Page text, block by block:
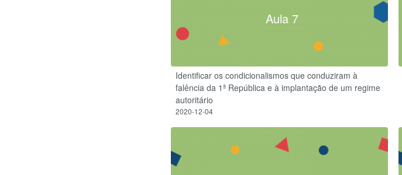
Aula 7
Identificar os condicionalismos que conduziram à
falência da 1ª República e à implantação de um regime
autoritário
2020-12-04